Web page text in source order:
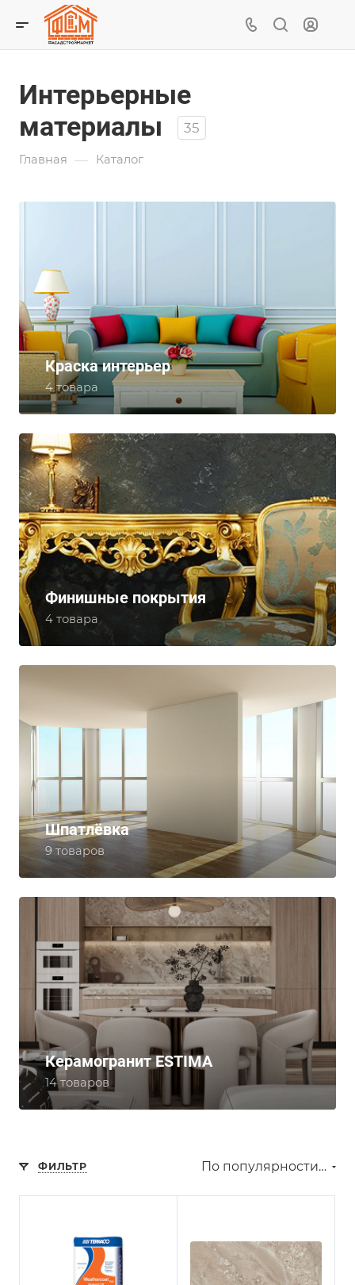
Интерьерные
материалы
35
Главная — Каталог
Краска интерьер
4 товара
Финишные покрытия
4 товара
Шпатлёвка
9 товаров
Керамогранит ESTIMA
14 товаров
ФИЛЬТР По популярности (возрастание)